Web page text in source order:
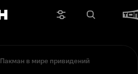
Пакман в мире привидений